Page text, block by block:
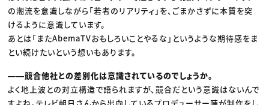
の潮流を意識しながら「若者のリアリティ」を、ごまかさずに本質を突
けるように意識しています。
あとは「またAbemaTVおもしろいことやるな」というような期待感をま
とい続けたいという想いもあります。
――競合他社との差別化は意識されているのでしょうか。
よく地上波との対立構造で語られますが、競合だという意識はないんで